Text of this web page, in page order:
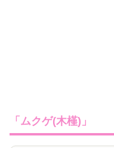
「ムクゲ(木槿)」